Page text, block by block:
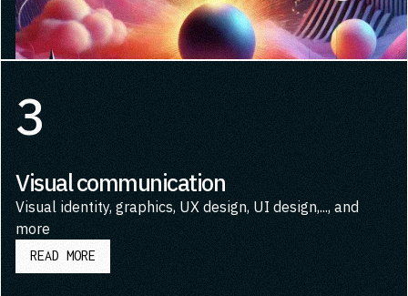
3
Visual communication
Visual identity, graphics, UX design, UI design,..., and
more
READ MORE